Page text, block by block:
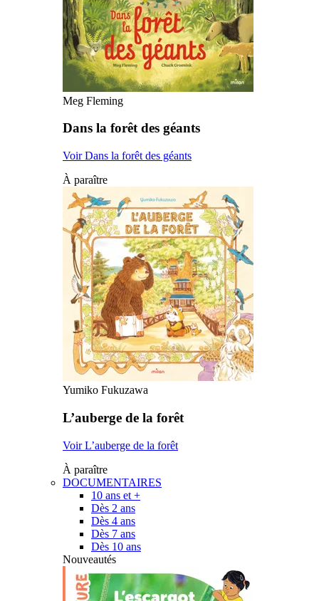
Meg Fleming
Dans la forêt des géants
Voir Dans la forêt des géants
À paraître
Yumiko Fukuzawa
L’auberge de la forêt
Voir L’auberge de la forêt
À paraître
DOCUMENTAIRES
10 ans et +
Dès 2 ans
Dès 4 ans
Dès 7 ans
Dès 10 ans
Nouveautés